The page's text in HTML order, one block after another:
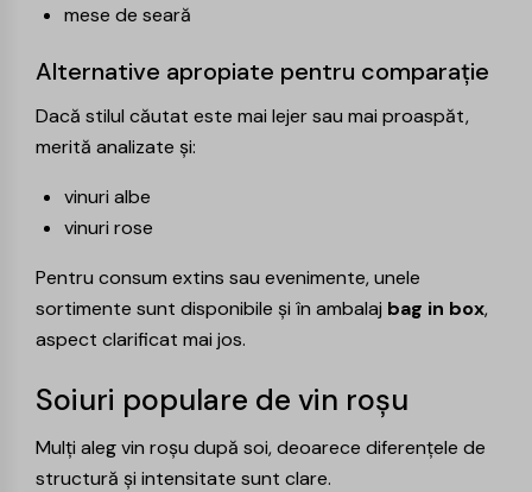
mese de seară
Alternative apropiate pentru comparație
Dacă stilul căutat este mai lejer sau mai proaspăt,
merită analizate și:
vinuri albe
vinuri rose
Pentru consum extins sau evenimente, unele
sortimente sunt disponibile și în ambalaj bag in box,
aspect clarificat mai jos.
Soiuri populare de vin roșu
Mulți aleg vin roșu după soi, deoarece diferențele de
structură și intensitate sunt clare.